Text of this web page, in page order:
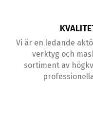
Vi är en ledande
verktyg och
sortiment av